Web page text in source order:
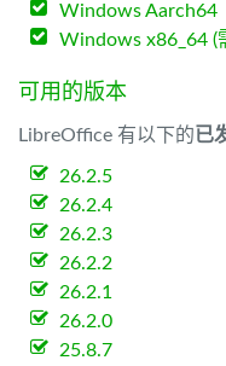
Windows Aarch64
Windows x86_64 (
可用的版本
LibreOffice 有以下的已
26.2.5
26.2.4
26.2.3
26.2.2
26.2.1
26.2.0
25.8.7